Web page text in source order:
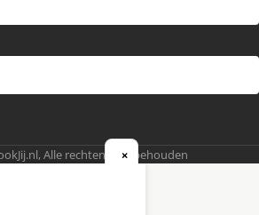
Alle rechten voorbehouden
×